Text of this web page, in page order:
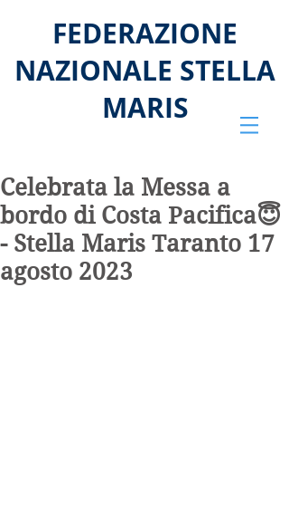
FEDERAZIONE
NAZIONALE STELLA
MARIS
Celebrata la Messa a
bordo di Costa Pacifica😇
- Stella Maris Taranto 17
agosto 2023